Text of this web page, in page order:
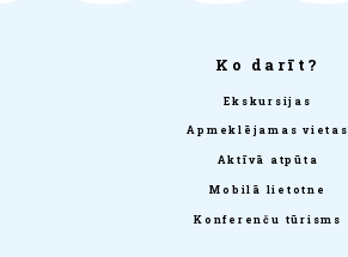
Ko darīt?
Ekskursijas
Apmeklējamas vietas
Aktīvā atpūta
Mobilā lietotne
Konferenču tūrisms